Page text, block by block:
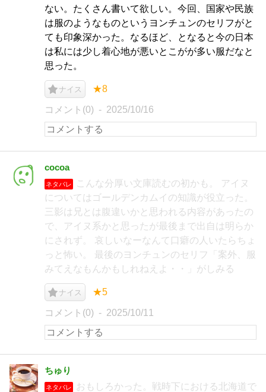
ない。たくさん書いて欲しい。今回、国家や民族
は服のようなものというヨンチュンのセリフがと
ても印象深かった。なるほど、となると今の日本
は私には少し着心地が悪いとこがが多い服だなと
思った。
ナイス ★8
コメント(0) 2025/10/16
cocoa
ネタバレ
こんな分厚い文庫読むの初かも。 アイヌ
についてはゴールデンカムイの知識が役立った。
三影は兄とは腹違いかと思われる内容があったの
で、アイヌ系かと思ったが最後まで出自は明らか
にされず。 哀しいなーなんて口癖の人いたらちょ
っと怖い。 最後のヨンチュンのセリフ「案外、服
みてえなもんかもしれねえよ・・」がしみる
ナイス ★5
コメント(0) 2025/10/11
ちゅり
ネタバレ
おもしろかった。戦時下における北海道で